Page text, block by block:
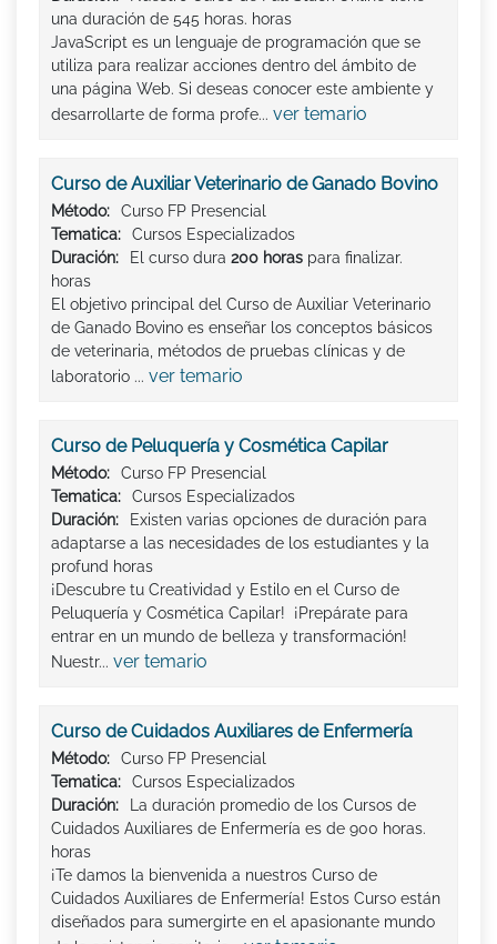
una duración de 545 horas. horas
JavaScript es un lenguaje de programación que se
utiliza para realizar acciones dentro del ámbito de
una página Web. Si deseas conocer este ambiente y
desarrollarte de forma profe... ver temario
Curso de Auxiliar Veterinario de Ganado Bovino
Método:
Curso FP Presencial
Tematica:
Cursos Especializados
Duración:
El curso dura 200 horas para finalizar.
horas
El objetivo principal del Curso de Auxiliar Veterinario
de Ganado Bovino es enseñar los conceptos básicos
de veterinaria, métodos de pruebas clínicas y de
laboratorio ... ver temario
Curso de Peluquería y Cosmética Capilar
Método:
Curso FP Presencial
Tematica:
Cursos Especializados
Duración:
Existen varias opciones de duración para
adaptarse a las necesidades de los estudiantes y la
profund horas
¡Descubre tu Creatividad y Estilo en el Curso de
Peluquería y Cosmética Capilar! ¡Prepárate para
entrar en un mundo de belleza y transformación!
Nuestr... ver temario
Curso de Cuidados Auxiliares de Enfermería
Método:
Curso FP Presencial
Tematica:
Cursos Especializados
Duración:
La duración promedio de los Cursos de
Cuidados Auxiliares de Enfermería es de 900 horas.
horas
¡Te damos la bienvenida a nuestros Curso de
Cuidados Auxiliares de Enfermería! Estos Curso están
diseñados para sumergirte en el apasionante mundo